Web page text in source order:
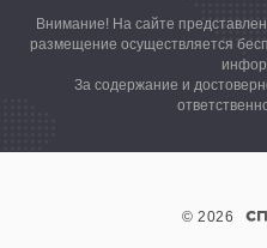
Внимание! На сайте
размещение осуществляется
За содержание и
© 2026